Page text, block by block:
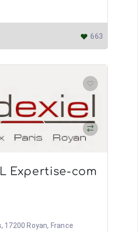
663
Expertise-com
17200 Royan, France